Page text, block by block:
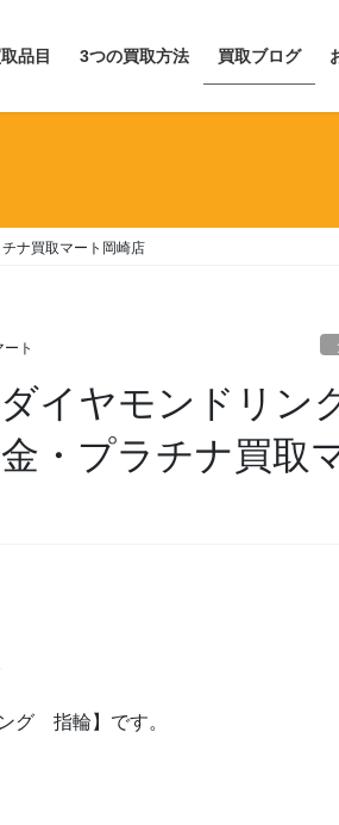
品目 3つの買取方法 買取ブログ
ナ買取マート岡崎店
ート
イヤモンドリ
・プラチナ買取
グ 指輪】です。